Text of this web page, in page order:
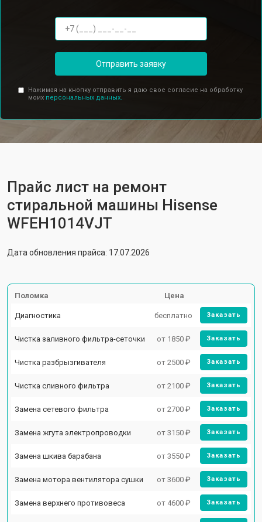
Отправить заявку
Нажимая на кнопку отправить я даю свое согласие на обработку
моих персональных данных.
Прайс лист на ремонт
стиральной машины Hisense
WFEH1014VJT
Дата обновления прайса: 17.07.2026
Поломка Цена
Диагностика бесплатно Заказать
Чистка заливного фильтра-сеточки от 1850 ₽ Заказать
Чистка разбрызгивателя от 2500 ₽ Заказать
Чистка сливного фильтра от 2100 ₽ Заказать
Замена сетевого фильтра от 2700 ₽ Заказать
Замена жгута электропроводки от 3150 ₽ Заказать
Замена шкива барабана от 3550 ₽ Заказать
Замена мотора вентилятора сушки от 3600 ₽ Заказать
Замена верхнего противовеса от 4600 ₽ Заказать